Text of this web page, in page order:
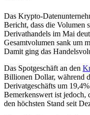
Das Krypto-
Bericht, dass die Volumen
Derivathandels im Mai
Gesamtvolumen sank um
Damit ging das
Das Spotgeschäft an den
Billionen Dollar, während
Derivatgeschäfts um
Bemerkenswert ist jedoch,
den höchsten Stand seit